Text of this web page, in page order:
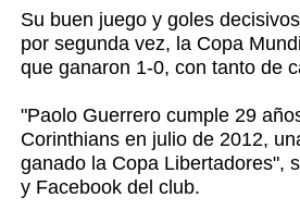
Su buen juego y goles
por segunda vez, la Copa
que ganaron 1-0, con tanto de
"Paolo Guerrero cumple 29
Corinthians en julio de 2012,
ganado la Copa Libertadores",
y Facebook del club.